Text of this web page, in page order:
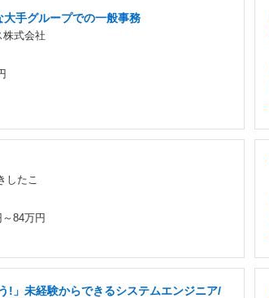
大手グループでの一般事務
株式会社
したこ
～84万円
!」未経験からできるシステムエンジニア/